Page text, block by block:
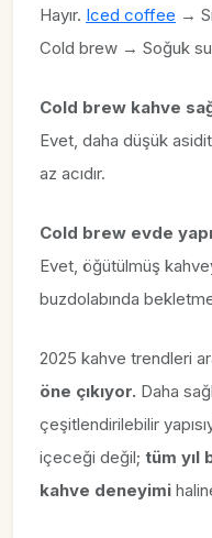
Hayır. Iced coffee →
Cold brew → Soğuk
Cold brew kahve
Evet, daha düşük
az acıdır.
Cold brew evde
Evet, öğütülmüş
buzdolabında
2025 kahve trendleri
öne çıkıyor. Daha
çeşitlendirilebilir
içeceği değil; tüm yıl
kahve deneyimi